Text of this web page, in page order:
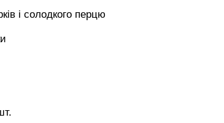
і солодкого перцю